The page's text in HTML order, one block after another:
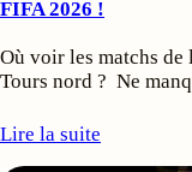
FIFA 2026 !
Où voir les matchs de
Tours nord ? Ne
Lire la suite